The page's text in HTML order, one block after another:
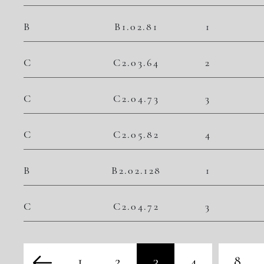
B B1.02.81 1
C C2.03.64 2
C C2.04.73 3
C C2.05.82 4
B B2.02.128 1
C C2.04.72 3